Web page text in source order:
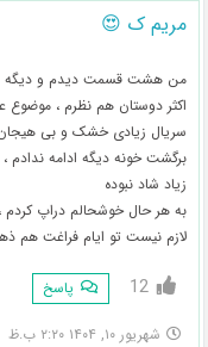
مریم ک 😍
من هشت قسمت دیدم و دیگه
اکثر دوستان هم نظرم ، موضوع
سریال زیادی خشک و بی هیجان
برگشت خونه دیگه ادامه ندادم
زیاد شاد نبوده
به هر حال خوشحالم دراپ
لازم نیست تو ایام فراغت هم
12 پاسخ
شهریور ۱۰, ۱۴۰۴ ۲:۲۰ ب.ظ